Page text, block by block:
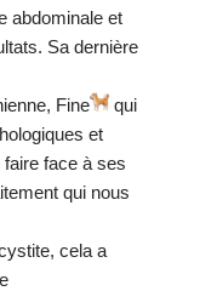
abdominale et
Sa dernière
Fine
qui
et
face à ses
qui nous
cela a